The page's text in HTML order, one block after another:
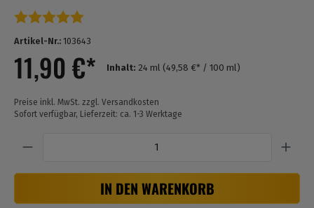
Artikel-Nr.: 103643
11,90 €* Inhalt: 24 ml (49,58 €* / 100 ml)
Preise inkl. MwSt. zzgl. Versandkosten
Sofort verfügbar, Lieferzeit: ca. 1-3 Werktage
IN DEN WARENKORB